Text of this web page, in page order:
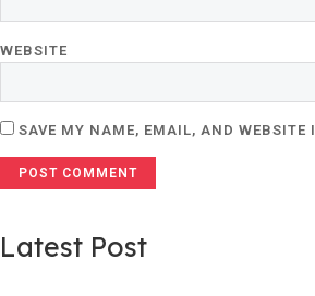
WEBSITE
SAVE MY NAME, EMAIL, AND WEBSITE
Latest Post